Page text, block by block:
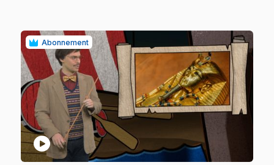
Abonnement
play_circle